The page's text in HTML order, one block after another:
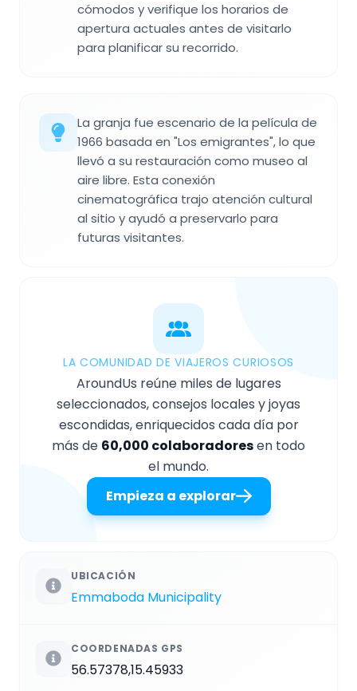
cómodos y verifique los horarios de
apertura actuales antes de visitarlo
para planificar su recorrido.
La granja fue escenario de la película de
1966 basada en "Los emigrantes", lo que
llevó a su restauración como museo al
aire libre. Esta conexión
cinematográfica trajo atención cultural
al sitio y ayudó a preservarlo para
futuras visitantes.
LA COMUNIDAD DE VIAJEROS CURIOSOS
AroundUs reúne miles de lugares
seleccionados, consejos locales y joyas
escondidas, enriquecidos cada día por
más de 60,000 colaboradoresen todo
el mundo.
Empieza a explorar
UBICACIÓN
Emmaboda Municipality
COORDENADAS GPS
56.57378,15.45933